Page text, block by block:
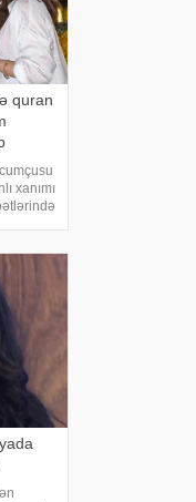
quran
xanımı